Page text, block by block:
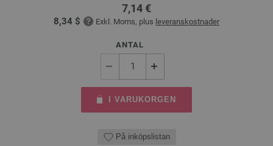
7,14 €
8,34 $ Exkl. Moms, plus leveranskostnader
ANTAL
I VARUKORGEN
På inköpslistan